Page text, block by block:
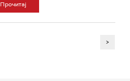
Прочитај
>